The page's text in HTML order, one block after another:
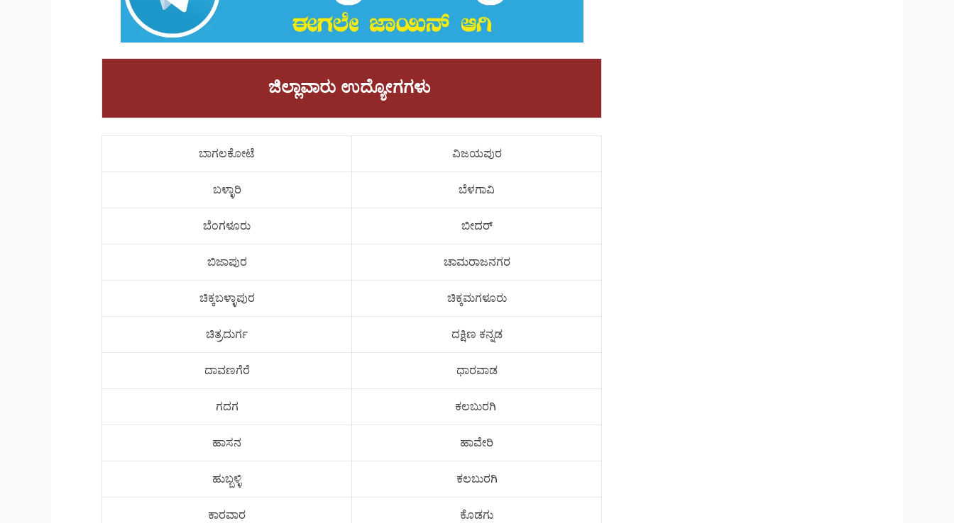
ಜಿಲ್ಲಾವಾರು ಉದ್ಯೋಗಗಳು
ಬಾಗಲಕೋಟೆ ವಿಜಯಪುರ
ಬಳ್ಳಾರಿ ಬೆಳಗಾವಿ
ಬೆಂಗಳೂರು ಬೀದರ್
ಬಿಜಾಪುರ ಚಾಮರಾಜನಗರ
ಚಿಕ್ಕಬಳ್ಳಾಪುರ ಚಿಕ್ಕಮಗಳೂರು
ಚಿತ್ರದುರ್ಗ ದಕ್ಷಿಣ ಕನ್ನಡ
ದಾವಣಗೆರೆ ಧಾರವಾಡ
ಗದಗ ಕಲಬುರಗಿ
ಹಾಸನ ಹಾವೇರಿ
ಹುಬ್ಬಳ್ಳಿ ಕಲಬುರಗಿ
ಕಾರವಾರ ಕೊಡಗು